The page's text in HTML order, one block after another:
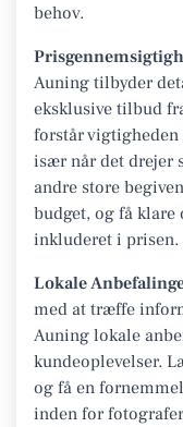
behov.
Auning tilbyder
eksklusive tilbud
forstår
især når det drejer
andre store
budget, og få
inkluderet i prisen.
Lokale
med at træffe
Auning lokale
kundeoplevelser.
og få en
inden for